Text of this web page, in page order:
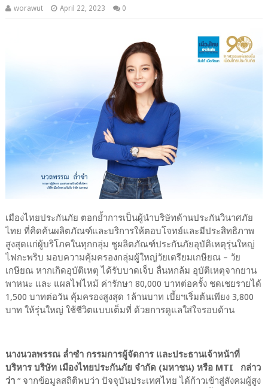
worawut April 22, 2023 0
เมืองไทยประกันภัย ตอกย้ำการเป็นผู้นำบริษัทด้านประกันวินาศภัย
ไทย ที่คิดค้นผลิตภัณฑ์และบริการให้ตอบโจทย์และมีประสิทธิภาพ
สูงสุดแก่ผู้บริโภคในทุกกลุ่ม ชูผลิตภัณฑ์ประกันภัยอุบัติเหตุรุ่นใหญ่
ไฟกะพริบ มอบความคุ้มครองกลุ่มผู้ใหญ่วัยเตรียมเกษียณ – วัย
เกษียณ หากเกิดอุบัติเหตุ ได้รับบาดเจ็บ ลื่นหกล้ม อุบัติเหตุจากยาน
พาหนะ และ แผลไฟไหม้ ค่ารักษา 80,000 บาทต่อครั้ง ชดเชยรายได้
1,500 บาทต่อวัน คุ้มครองสูงสุด 1ล้านบาท เบี้ยฯเริ่มต้นเพียง 3,800
บาท ให้รุ่นใหญ่ ใช้ชีวิตแบบเต็มที่ ด้วยการดูแลใส่ใจรอบด้าน
นางนวลพรรณ ล่ำซำ กรรมการผู้จัดการ และประธานเจ้าหน้าที่
บริหาร บริษัท เมืองไทยประกันภัย จำกัด (มหาชน) หรือ MTI กล่าว
ว่า “ จากข้อมูลสถิติพบว่า ปัจจุบันประเทศไทย ได้ก้าวเข้าสู่สังคมผู้สูง